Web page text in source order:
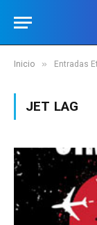
Inicio » Entradas
JET LAG